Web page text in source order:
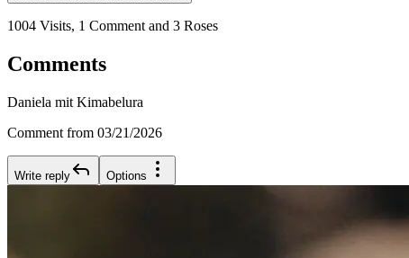
1004 Visits, 1 Comment and 3 Roses
Comments
Daniela mit Kimabelura
Comment from 03/21/2026
Write reply Options